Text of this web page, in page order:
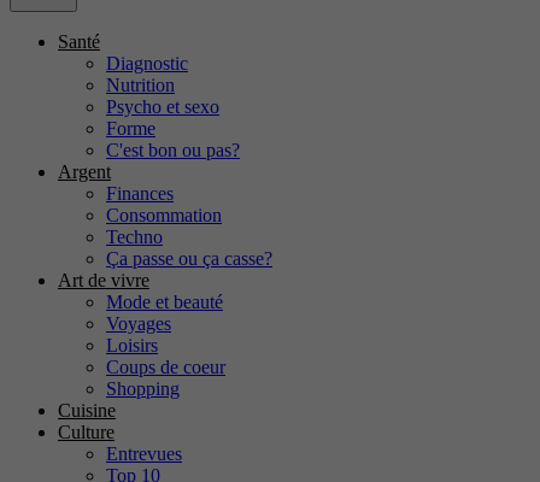
Santé
Diagnostic
Nutrition
Psycho et sexo
Forme
C'est bon ou pas?
Argent
Finances
Consommation
Techno
Ça passe ou ça casse?
Art de vivre
Mode et beauté
Voyages
Loisirs
Coups de coeur
Shopping
Cuisine
Culture
Entrevues
Top 10